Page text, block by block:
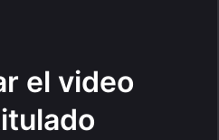
el video